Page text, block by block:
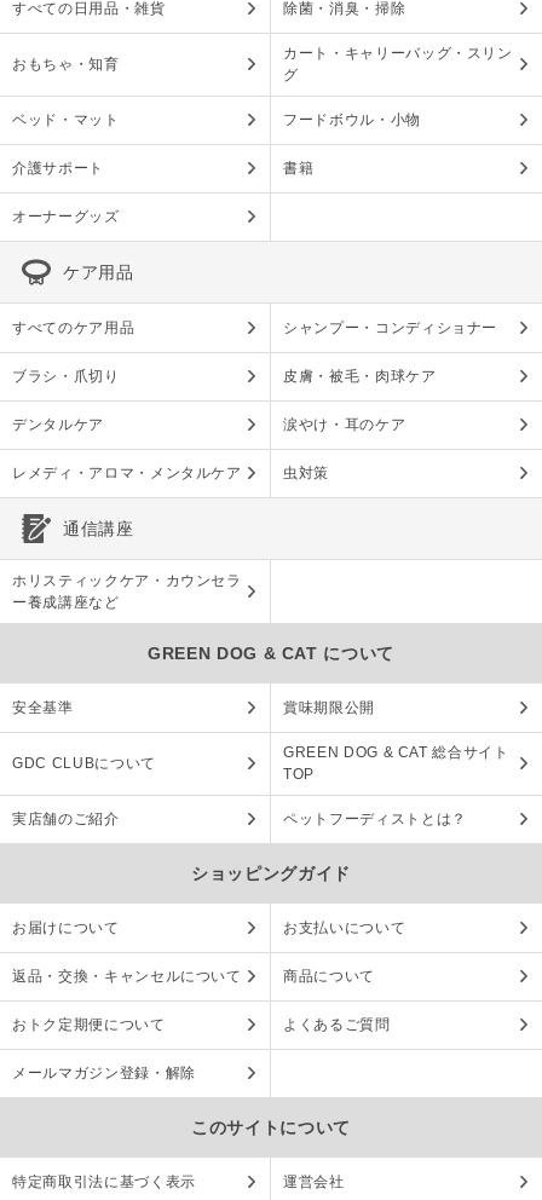
すべての日用品・雑貨 除菌・消臭・掃除
おもちゃ・知育
カート・キャリーバッグ・スリン
グ
ベッド・マット フードボウル・小物
介護サポート 書籍
オーナーグッズ
ケア用品
すべてのケア用品 シャンプー・コンディショナー
ブラシ・爪切り 皮膚・被毛・肉球ケア
デンタルケア 涙やけ・耳のケア
レメディ・アロマ・メンタルケア 虫対策
通信講座
ホリスティックケア・カウンセラ
ー養成講座など
GREEN DOG & CAT について
安全基準 賞味期限公開
GDC CLUBについて
GREEN DOG & CAT 総合サイト
TOP
実店舗のご紹介 ペットフーディストとは？
ショッピングガイド
お届けについて お支払いについて
返品・交換・キャンセルについて 商品について
おトク定期便について よくあるご質問
メールマガジン登録・解除
このサイトについて
特定商取引法に基づく表示 運営会社